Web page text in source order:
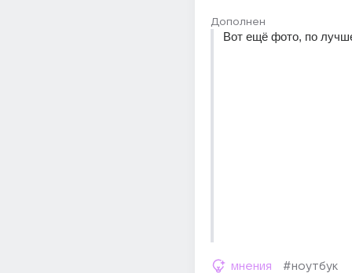
Дополнен
Вот ещё фото, по
мнения
#ноутбук